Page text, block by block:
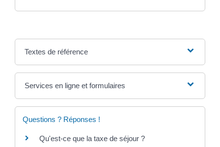
Textes de référence
Services en ligne et formulaires
Questions ? Réponses !
Qu'est-ce que la taxe de séjour ?